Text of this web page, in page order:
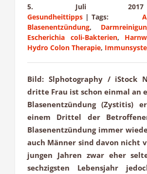
5. Juli 2017
Gesundheittipps | Tags:
Blasenentzündung,
Escherichia coli-Bakterien,
Hydro Colon Therapie,
Bild: Slphotography / iStock
dritte Frau ist schon einmal an
Blasenentzündung (Zystitis)
einem Drittel der
Blasenentzündung immer
auch Männer sind davon nicht
jungen Jahren zwar eher
sechzigsten Lebensjahr